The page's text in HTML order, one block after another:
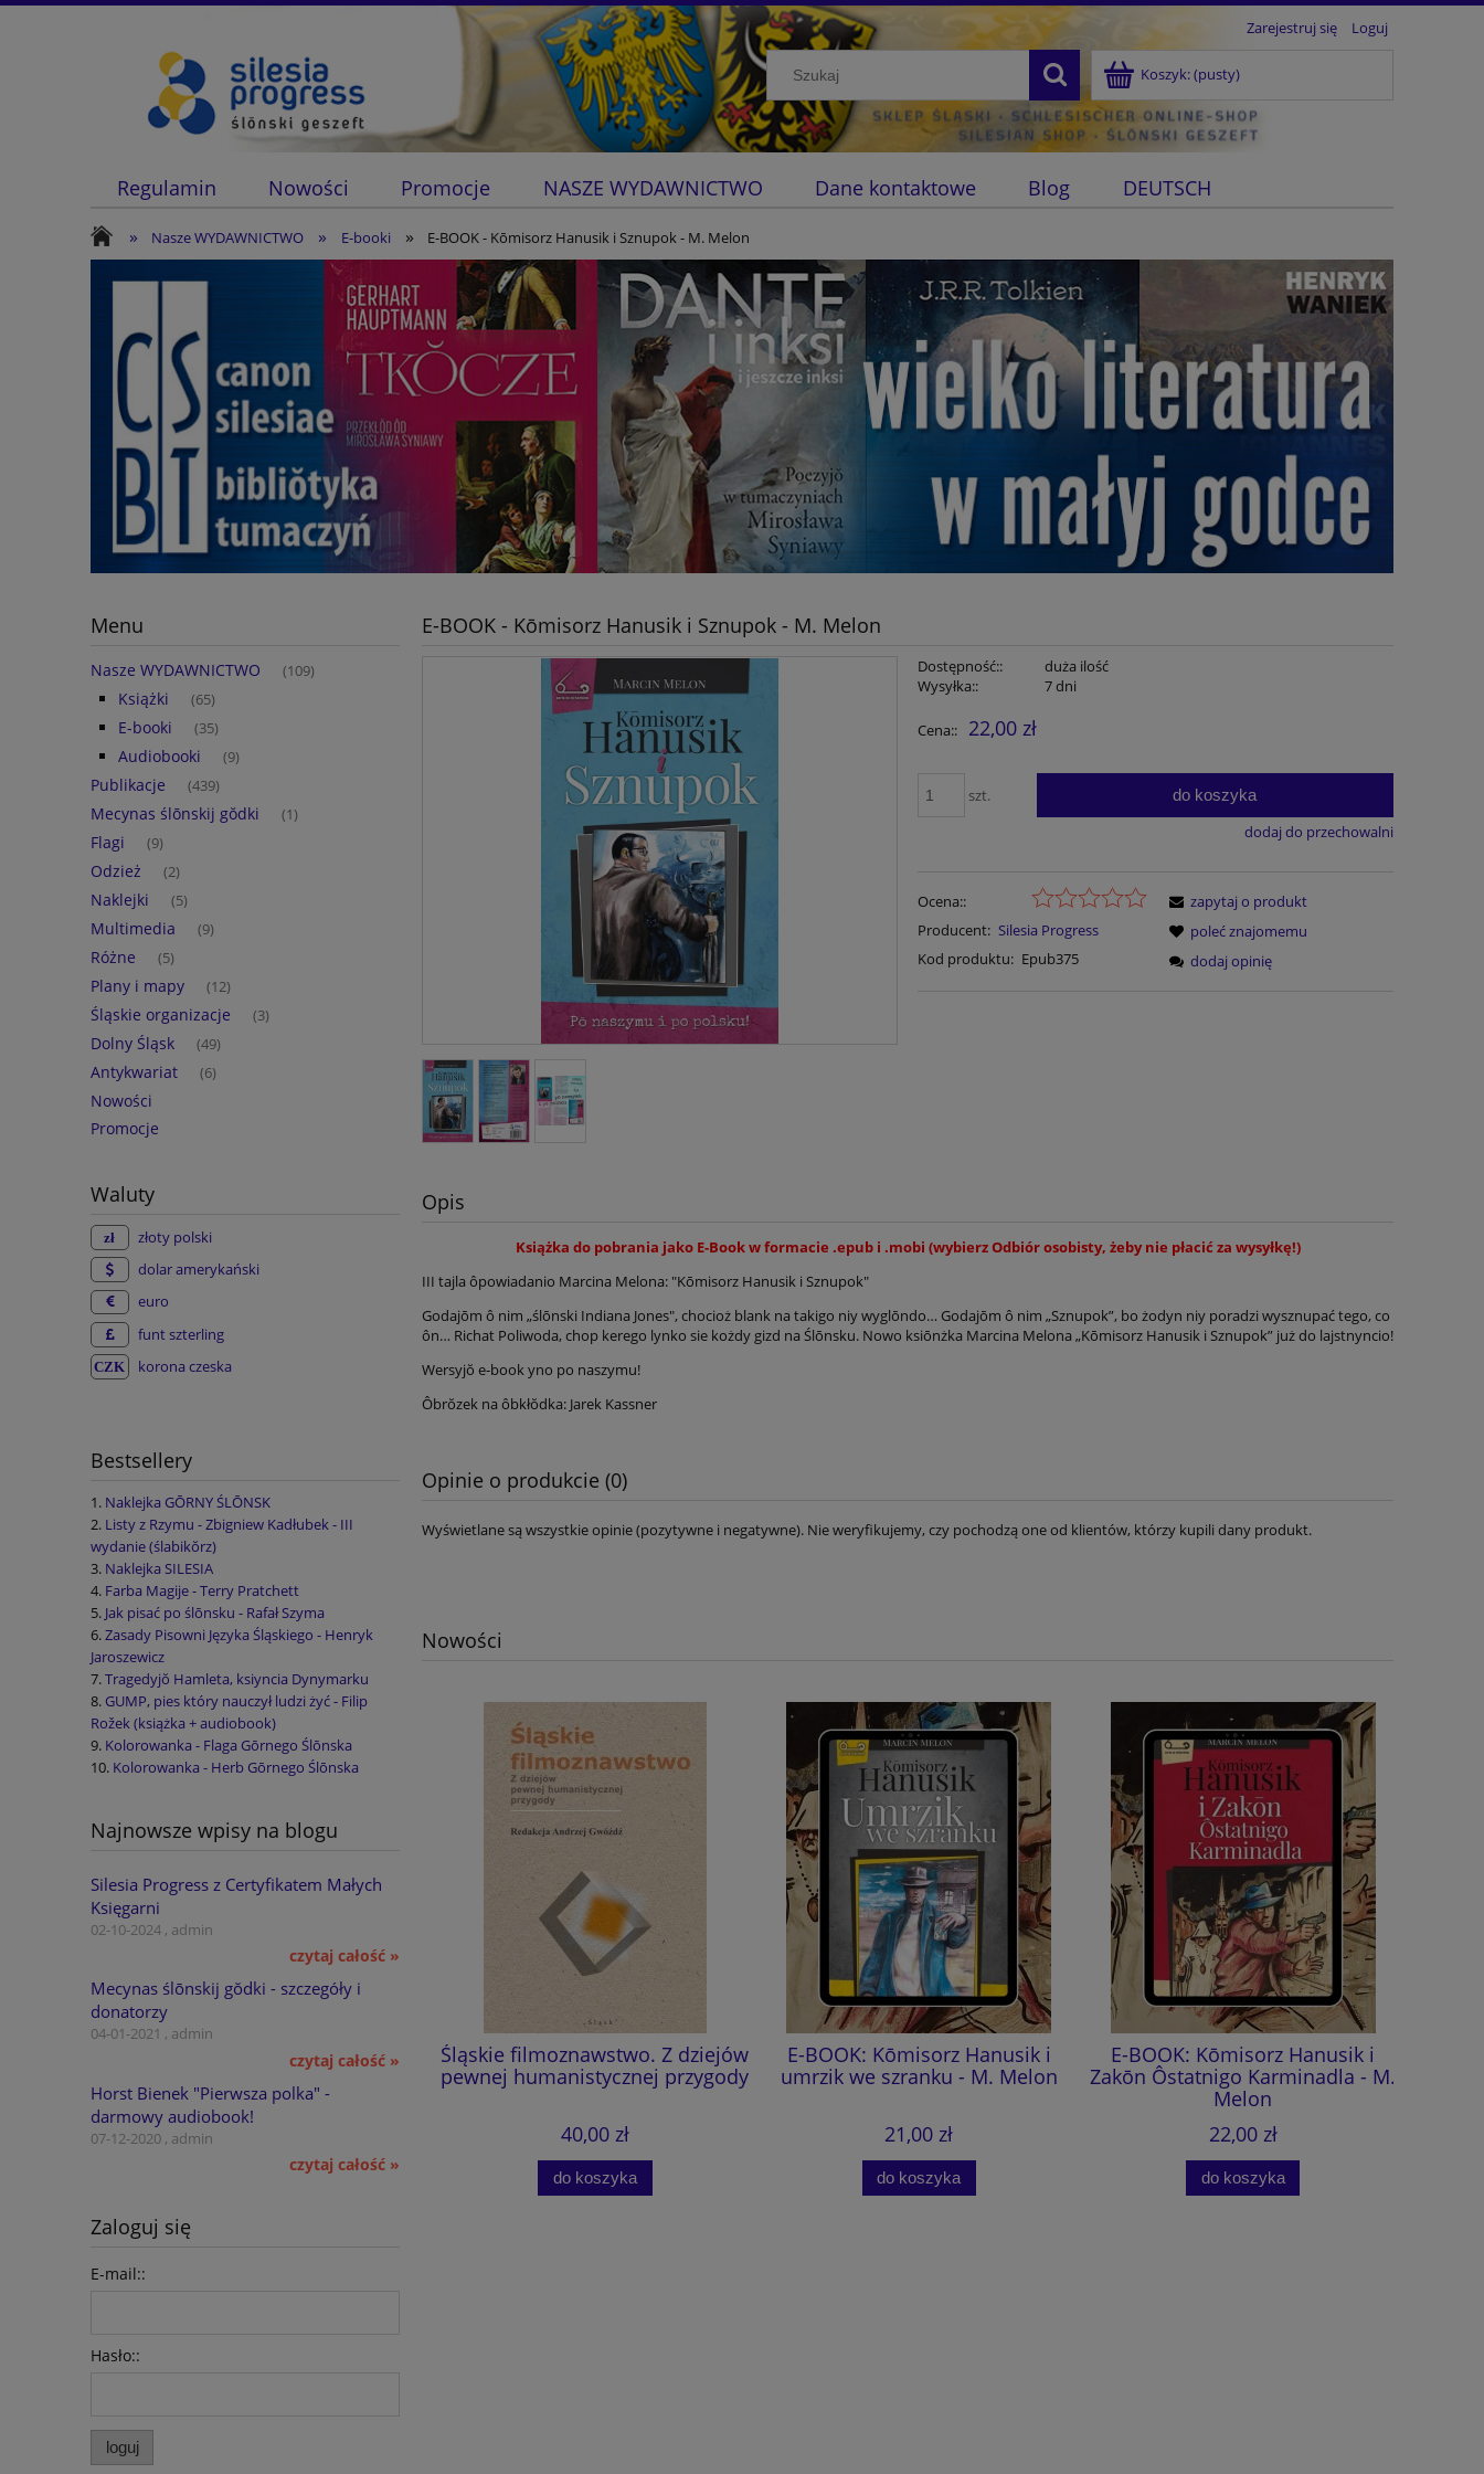
Zarejestruj się Loguj
Koszyk:(pusty)
Regulamin Nowości Promocje NASZE WYDAWNICTWO Dane kontaktowe Blog DEUTSCH
» Nasze WYDAWNICTWO » E-booki » E-BOOK - Kōmisorz Hanusik i Sznupok - M. Melon
Menu
Nasze WYDAWNICTWO (109)
Książki (65)
E-booki (35)
Audiobooki (9)
Publikacje (439)
Mecynas ślōnskij gŏdki (1)
Flagi (9)
Odzież (2)
Naklejki (5)
Multimedia (9)
Różne (5)
Plany i mapy (12)
Śląskie organizacje (3)
Dolny Śląsk (49)
Antykwariat (6)
Nowości
Promocje
Waluty
złoty polski
dolar amerykański
euro
funt szterling
korona czeska
Bestsellery
Naklejka GŌRNY ŚLŌNSK
Listy z Rzymu - Zbigniew Kadłubek - III
wydanie (ślabikŏrz)
Naklejka SILESIA
Farba Magije - Terry Pratchett
Jak pisać po ślōnsku - Rafał Szyma
Zasady Pisowni Języka Śląskiego - Henryk
Jaroszewicz
Tragedyjŏ Hamleta, ksiyncia Dynymarku
GUMP, pies który nauczył ludzi żyć - Filip
Rožek (książka + audiobook)
Kolorowanka - Flaga Gōrnego Ślōnska
Kolorowanka - Herb Gōrnego Ślōnska
Najnowsze wpisy na blogu
Silesia Progress z Certyfikatem Małych
Księgarni
02-10-2024 , admin
czytaj całość »
Mecynas ślōnskij gŏdki - szczegóły i
donatorzy
04-01-2021 , admin
czytaj całość »
Horst Bienek "Pierwsza polka" -
darmowy audiobook!
07-12-2020 , admin
czytaj całość »
Zaloguj się
E-mail::
Hasło::
loguj
E-BOOK - Kōmisorz Hanusik i Sznupok - M. Melon
Dostępność::
duża ilość
Wysyłka::
7 dni
Cena:: 22,00 zł
szt. do koszyka
dodaj do przechowalni
Ocena::
Producent: Silesia Progress
Kod produktu: Epub375
zapytaj o produkt
poleć znajomemu
dodaj opinię
Opis
Książka do pobrania jako E-Bookw formacie .epub i .mobi (wybierz Odbiór osobisty, żeby nie płacić za wysyłkę!)
III tajla ôpowiadanio Marcina Melona: "Kōmisorz Hanusik i Sznupok"
Godajōm ô nim „ślōnski Indiana Jones", chocioż blank na takigo niy wyglōndo… Godajōm ô nim „Sznupok”, bo żodyn niy poradzi wysznupać tego, co
ôn… Richat Poliwoda, chop kerego lynko sie kożdy gizd na Ślōnsku. Nowo ksiōnżka Marcina Melona „Kōmisorz Hanusik i Sznupok” już do lajstnyncio!
Wersyjŏ e-book yno po naszymu!
Ôbrŏzek na ôbkłŏdka: Jarek Kassner
Opinie o produkcie (0)
Wyświetlane są wszystkie opinie (pozytywne i negatywne). Nie weryfikujemy, czy pochodzą one od klientów, którzy kupili dany produkt.
Nowości
Dzieje zrębowego kościoła
pątniczego w Gościęcinie
Śląskie filmoznawstwo. Z dziejów
pewnej humanistycznej przygody
40,00 zł
do koszyka
E-BOOK: Kōmisorz Hanusik i
umrzik we szranku - M. Melon
21,00 zł
do koszyka
E-BOOK: Kōmisorz Hanusik i
Zakōn Ôstatnigo Karminadla - M.
Melon
22,00 zł
do koszyka